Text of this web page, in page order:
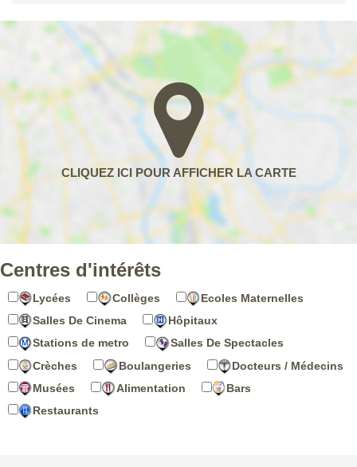
Centres d'intérêts
Lycées Collèges
Ecoles Maternelles
Salles De Cinema
Hôpitaux
Stations de metro
Salles De Spectacles
Crèches
Boulangeries
Docteurs / Médecins
Musées
Alimentation
Bars
Restaurants